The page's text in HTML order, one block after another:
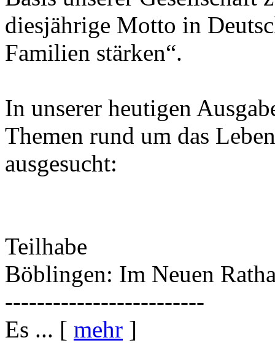
diesjährige Motto in
Familien stärken“.
In unserer heutigen
Themen rund um das
ausgesucht:
Teilhabe
Böblingen: Im Neuen
-------------------------
Es ... [ mehr ]